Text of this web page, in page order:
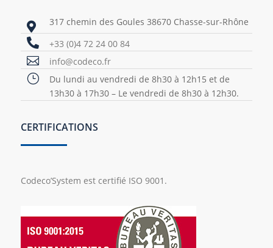
 317 chemin des Goules 38670 Chasse-sur-Rhône
 +33 (0)4 72 24 00 84
 info@codeco.fr
}
Du lundi au vendredi de 8h30 à 12h15 et de
13h30 à 17h30 – Le vendredi de 8h30 à 12h30.
CERTIFICATIONS
Codeco’System est certifié ISO 9001.